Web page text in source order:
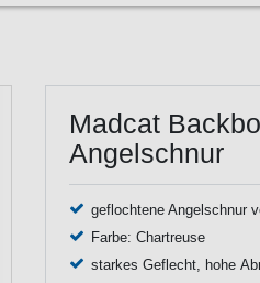
Madcat
Angelschnur
geflochtene Angelschnur
Farbe: Chartreuse
starkes Geflecht, hohe